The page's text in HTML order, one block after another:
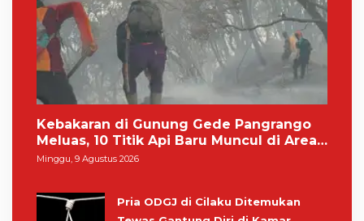
Kebakaran di Gunung Gede Pangrango
Meluas, 10 Titik Api Baru Muncul di Area
Kawah Wadon
Minggu, 9 Agustus 2026
Pria ODGJ di Cilaku Ditemukan